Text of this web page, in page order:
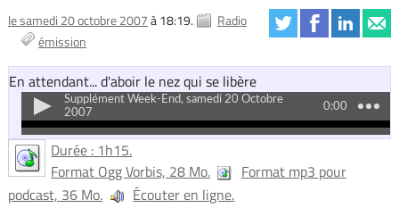
le samedi 20 octobre 2007à 18:19.
Radio
émission
En attendant... d'aboir le nez qui se libère
Durée : 1h15.
Format Ogg Vorbis, 28 Mo.
Format mp3 pour
podcast, 36 Mo.
Écouter en ligne.